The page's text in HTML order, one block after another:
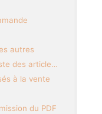
autres
Articles : mettre à jour la liste des articles disponibles
à la vente
du PDF